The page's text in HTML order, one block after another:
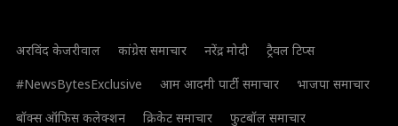
अरविंद केजरीवाल कांग्रेस समाचार नरेंद्र मोदी
ट्रैवल टिप्स
#NewsBytesExclusive
आम आदमी पार्टी समाचार
भाजपा समाचार
बॉक्स ऑफिस कलेक्शन
क्रिकेट समाचार
फुटबॉल समाचार